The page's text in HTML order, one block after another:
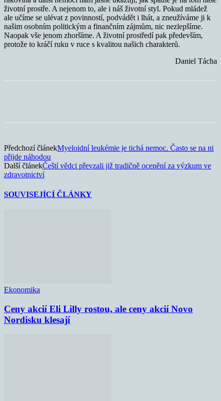
životní prostře. A nejenom to, ale i náš životní styl. Pokud mládež
ale učíme se ulévat z povinností, podvádět i lhát, a zneužíváme ji k
našim osobním politickým a finančním zájmům, nic nezlepšíme.
Naopak vše jenom zhoršíme. A životní prostředí pak především,
protože to kráčí ruku v ruce s kvalitou našich charakterů.
Daniel Tácha
Předchozí článekMyeloidní leukémie je tichá nemoc. Často se na ni
přijde náhodou
Další článekČeští vědci převzali již tradičně ocenění za výzkum ve
zdravotnictví
SOUVISEJÍCÍ ČLÁNKY
Ekonomika
Ceny akcií Eli Lilly rostou, ale ceny akcií Novo
Nordisku klesají